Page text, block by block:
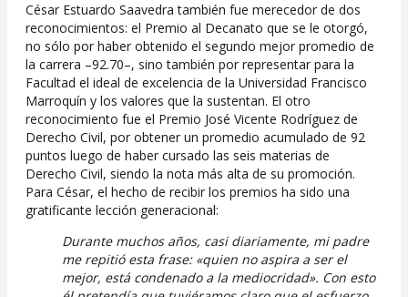
César Estuardo Saavedra también fue merecedor de dos
reconocimientos: el Premio al Decanato que se le otorgó,
no sólo por haber obtenido el segundo mejor promedio de
la carrera –92.70–, sino también por representar para la
Facultad el ideal de excelencia de la Universidad Francisco
Marroquín y los valores que la sustentan. El otro
reconocimiento fue el Premio José Vicente Rodríguez de
Derecho Civil, por obtener un promedio acumulado de 92
puntos luego de haber cursado las seis materias de
Derecho Civil, siendo la nota más alta de su promoción.
Para César, el hecho de recibir los premios ha sido una
gratificante lección generacional:
Durante muchos años, casi diariamente, mi padre
me repitió esta frase: «quien no aspira a ser el
mejor, está condenado a la mediocridad». Con esto